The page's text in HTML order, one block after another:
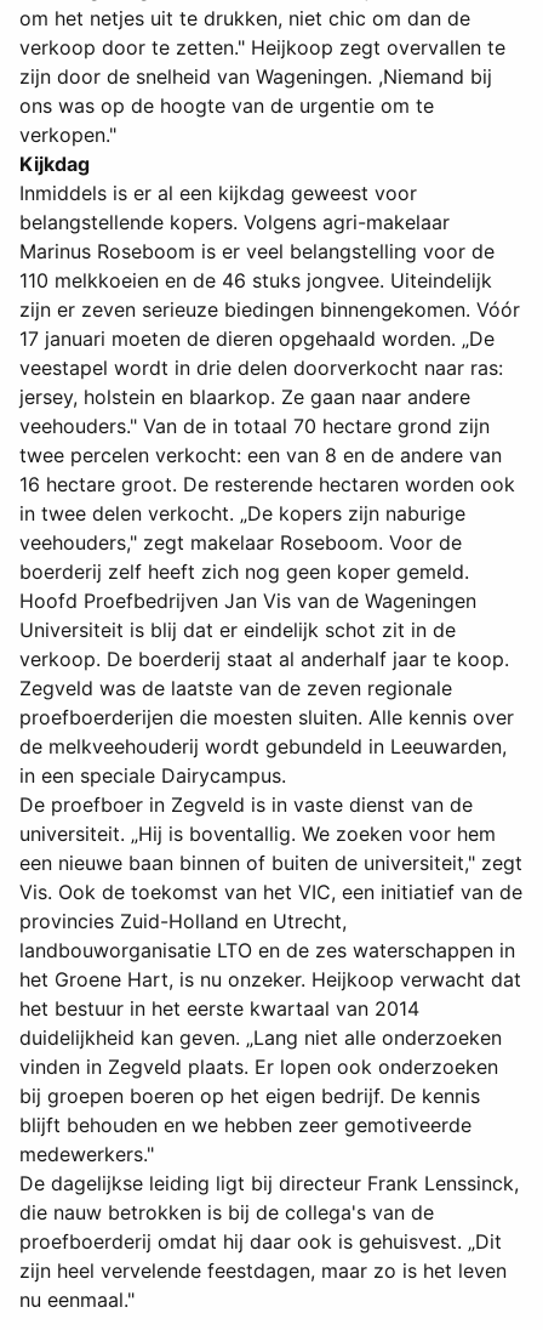
om het netjes uit te drukken, niet chic om dan de
verkoop door te zetten." Heijkoop zegt overvallen te
zijn door de snelheid van Wageningen. ,Niemand bij
ons was op de hoogte van de urgentie om te
verkopen."
Kijkdag
Inmiddels is er al een kijkdag geweest voor
belangstellende kopers. Volgens agri-makelaar
Marinus Roseboom is er veel belangstelling voor de
110 melkkoeien en de 46 stuks jongvee. Uiteindelijk
zijn er zeven serieuze biedingen binnengekomen. Vóór
17 januari moeten de dieren opgehaald worden. „De
veestapel wordt in drie delen doorverkocht naar ras:
jersey, holstein en blaarkop. Ze gaan naar andere
veehouders." Van de in totaal 70 hectare grond zijn
twee percelen verkocht: een van 8 en de andere van
16 hectare groot. De resterende hectaren worden ook
in twee delen verkocht. „De kopers zijn naburige
veehouders," zegt makelaar Roseboom. Voor de
boerderij zelf heeft zich nog geen koper gemeld.
Hoofd Proefbedrijven Jan Vis van de Wageningen
Universiteit is blij dat er eindelijk schot zit in de
verkoop. De boerderij staat al anderhalf jaar te koop.
Zegveld was de laatste van de zeven regionale
proefboerderijen die moesten sluiten. Alle kennis over
de melkveehouderij wordt gebundeld in Leeuwarden,
in een speciale Dairycampus.
De proefboer in Zegveld is in vaste dienst van de
universiteit. „Hij is boventallig. We zoeken voor hem
een nieuwe baan binnen of buiten de universiteit," zegt
Vis. Ook de toekomst van het VIC, een initiatief van de
provincies Zuid-Holland en Utrecht,
landbouworganisatie LTO en de zes waterschappen in
het Groene Hart, is nu onzeker. Heijkoop verwacht dat
het bestuur in het eerste kwartaal van 2014
duidelijkheid kan geven. „Lang niet alle onderzoeken
vinden in Zegveld plaats. Er lopen ook onderzoeken
bij groepen boeren op het eigen bedrijf. De kennis
blijft behouden en we hebben zeer gemotiveerde
medewerkers."
De dagelijkse leiding ligt bij directeur Frank Lenssinck,
die nauw betrokken is bij de collega's van de
proefboerderij omdat hij daar ook is gehuisvest. „Dit
zijn heel vervelende feestdagen, maar zo is het leven
nu eenmaal."